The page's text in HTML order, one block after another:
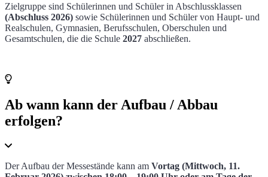
Zielgruppe sind Schülerinnen und Schüler in Abschlussklassen
(Abschluss 2026) sowie Schülerinnen und Schüler von Haupt- und
Realschulen, Gymnasien, Berufsschulen, Oberschulen und
Gesamtschulen, die die Schule 2027 abschließen.
Ab wann kann der Aufbau / Abbau
erfolgen?
Der Aufbau der Messestände kann am Vortag (Mittwoch, 11.